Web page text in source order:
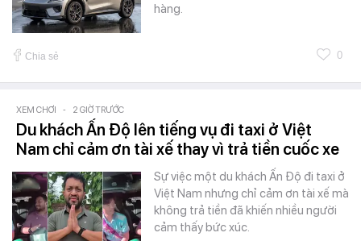
hàng.
Chia sẻ 0
XEM CHƠI - 2 GIỜ TRƯỚC
Du khách Ấn Độ lên tiếng vụ đi taxi ở Việt
Nam chỉ cảm ơn tài xế thay vì trả tiền cuốc xe
Sự việc một du khách Ấn Độ đi taxi ở
Việt Nam nhưng chỉ cảm ơn tài xế mà
không trả tiền đã khiến nhiều người
cảm thấy bức xúc.